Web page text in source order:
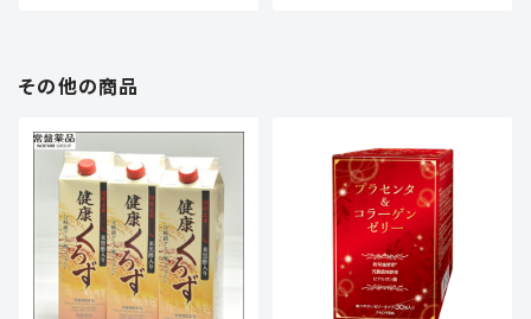
その他の商品